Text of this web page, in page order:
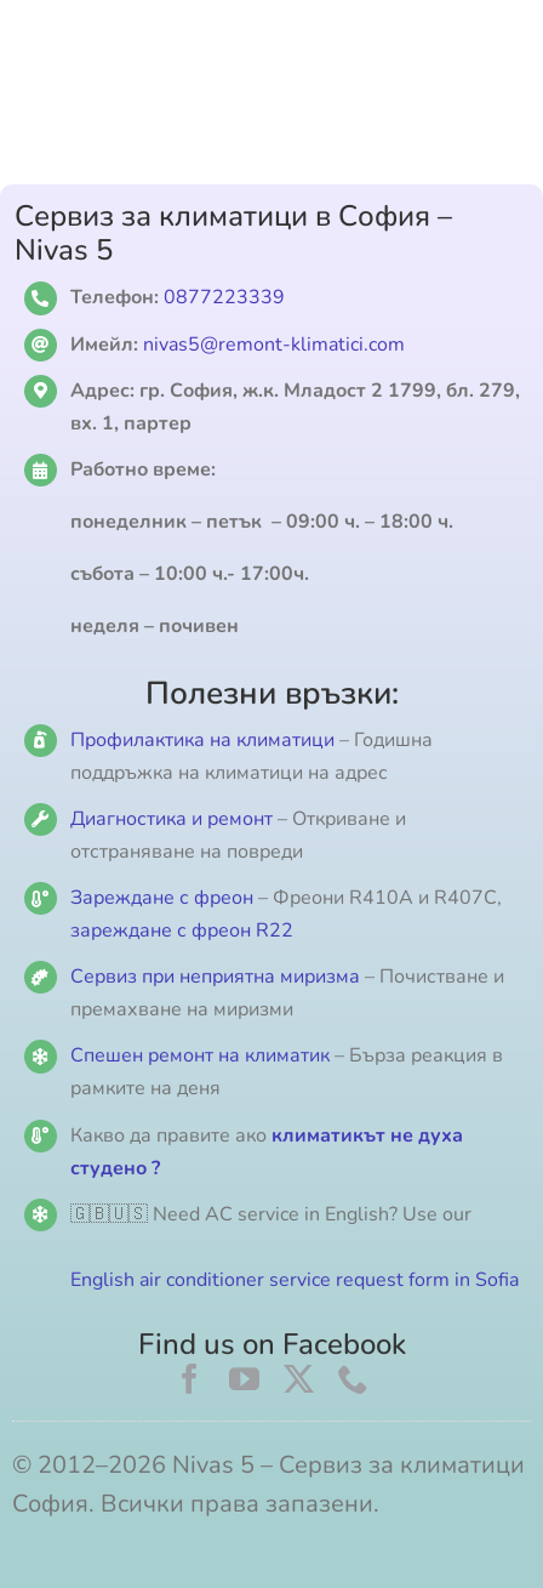
Сервиз за климатици в София –
Nivas 5
Телефон: 0877223339
Имейл: nivas5@remont-klimatici.com
Адрес: гр. София, ж.к. Младост 2 1799, бл. 279,
вх. 1, партер
Работно време:
понеделник – петък – 09:00 ч. – 18:00 ч.
събота – 10:00 ч.- 17:00ч.
неделя – почивен
Полезни връзки:
Профилактика на климатици – Годишна
поддръжка на климатици на адрес
Диагностика и ремонт– Откриване и
отстраняване на повреди
Зареждане с фреон – Фреони R410A и R407C,
зареждане с фреон R22
Сервиз при неприятна миризма – Почистване и
премахване на миризми
Спешен ремонт на климатик– Бърза реакция в
рамките на деня
Какво да правите ако климатикът не духа
студено ?
🇬🇧🇺🇸 Need AC service in English? Use our
English air conditioner service request form in Sofia
Find us on Facebook
© 2012–2026 Nivas 5 – Сервиз за климатици
София. Всички права запазени.